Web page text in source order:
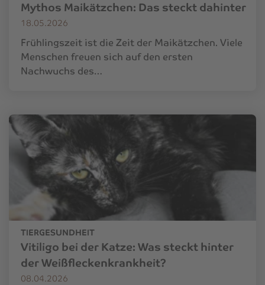
Mythos Maikätzchen: Das steckt dahinter
18.05.2026
Frühlingszeit ist die Zeit der Maikätzchen. Viele
Menschen freuen sich auf den ersten
Nachwuchs des…
TIERGESUNDHEIT
Vitiligo bei der Katze: Was steckt hinter
der Weißfleckenkrankheit?
08.04.2026